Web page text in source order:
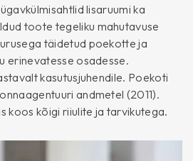
lisaruumi ka
toote tegeliku mahutavuse
täidetud poekotte ja
erinevatesse osadesse.
kasutusjuhendile. Poekoti
andmetel (2011).
koos kõigi riiulite ja tarvikutega.